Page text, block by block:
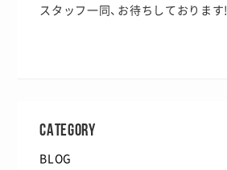
スタッフ一同、お待ちしております!
CATEGORY
BLOG